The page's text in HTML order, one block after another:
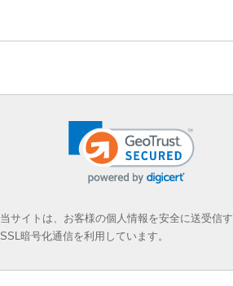
当サイトは、お客様の個人情報を安全に送受信
SSL暗号化通信を利用しています。